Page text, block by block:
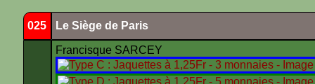
025 Le Siège de Paris
Francisque SARCEY